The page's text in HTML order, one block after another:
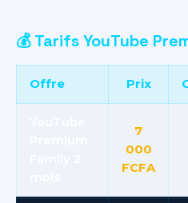
💰 Tarifs YouTube
Offre Prix
7
000
FCFA